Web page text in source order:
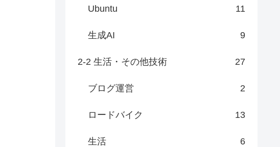
Ubuntu 11
生成AI 9
2-2 生活・その他技術 27
ブログ運営 2
ロードバイク 13
生活 6